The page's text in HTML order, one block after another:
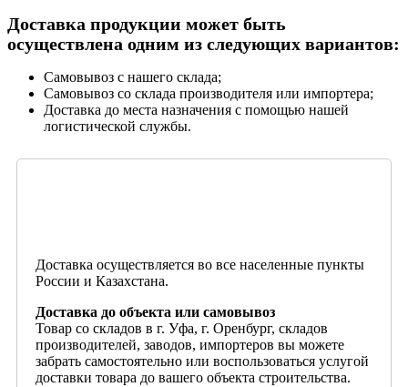
Доставка продукции может быть
осуществлена одним из следующих вариантов:
Самовывоз с нашего склада;
Самовывоз со склада производителя или импортера;
Доставка до места назначения с помощью нашей
логистической службы.
Доставка осуществляется во все населенные пункты
России и Казахстана.
Доставка до объекта или самовывоз
Товар со складов в г. Уфа, г. Оренбург, складов
производителей, заводов, импортеров вы можете
забрать самостоятельно или воспользоваться услугой
доставки товара до вашего объекта строительства.